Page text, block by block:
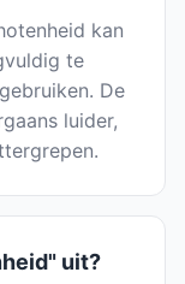
kan
te
De
luider,
uit?